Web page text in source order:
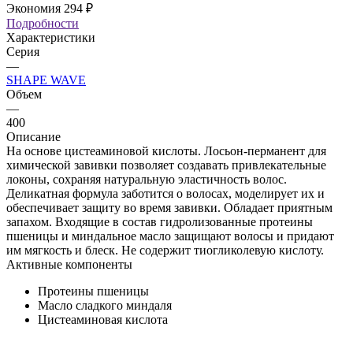
Экономия 294 ₽
Подробности
Характеристики
Серия
—
SHAPE WAVE
Объем
—
400
Описание
На основе цистеаминовой кислоты. Лосьон-перманент для
химической завивки позволяет создавать привлекательные
локоны, сохраняя натуральную эластичность волос.
Деликатная формула заботится о волосах, моделирует их и
обеспечивает защиту во время завивки. Обладает приятным
запахом. Входящие в состав гидролизованные протеины
пшеницы и миндальное масло защищают волосы и придают
им мягкость и блеск. Не содержит тиогликолевую кислоту.
Активные компоненты
Протеины пшеницы
Масло сладкого миндаля
Цистеаминовая кислота